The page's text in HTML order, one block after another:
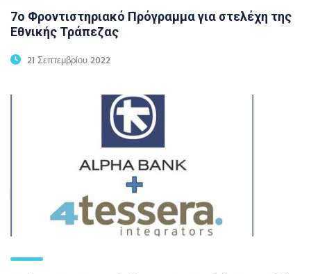
7ο Φροντιστηριακό Πρόγραμμα για στελέχη της
Εθνικής Τράπεζας
21 Σεπτεμβρίου 2022